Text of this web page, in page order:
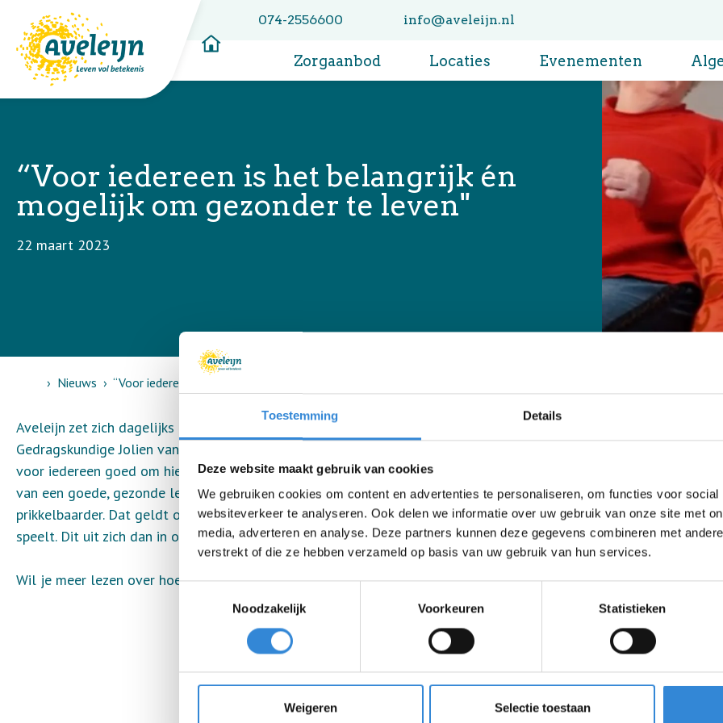
Toestemming Details
Deze website maakt gebruik van cookies
We gebruiken cookies om content en advertenties te personaliseren, om functies voor social
websiteverkeer te analyseren. Ook delen we informatie over uw gebruik van onze site met
media, adverteren en analyse. Deze partners kunnen deze gegevens combineren met
verstrekt of die ze hebben verzameld op basis van uw gebruik van hun services.
Toestemmingsselectie
Noodzakelijk
Voorkeuren Statistieken
Weigeren Selectie toestaan
074-2556600
info@aveleijn.nl
Zorgaanbod Locaties Evenementen
“Voor iedereen is het belangrijk én
mogelijk om gezonder te leven"
22 maart 2023
HomeNieuws “Voor iedereen is het belangrijk én mogelijk om gezonder te leven"
Aveleijn zet zich dagelijks in om cliënten en medewerkers te ondersteunen om gezonder te leven.
Gedragskundige Jolien van der Kolk zegt hierover: “Een gezonde leefstijl is de basis en werkt preventief. Het is
voor iedereen goed om hiermee bezig te zijn. Verder kunnen gedragsproblemen worden verminderd door middel
van een goede, gezonde leefstijl. Wanneer je bijvoorbeeld niet goed slaapt en gestrest bent, ben je
prikkelbaarder. Dat geldt ook voor onze cliënten. Zij kunnen echter niet altijd goed kenbaar maken wat er
speelt. Dit uit zich dan in onrust en misschien wel in agressie. Gezonder leven kan dus op veel vlakken helpen.”
Wil je meer lezen over hoe wij vitaliteit aanpakken?Klik dan op deze link!